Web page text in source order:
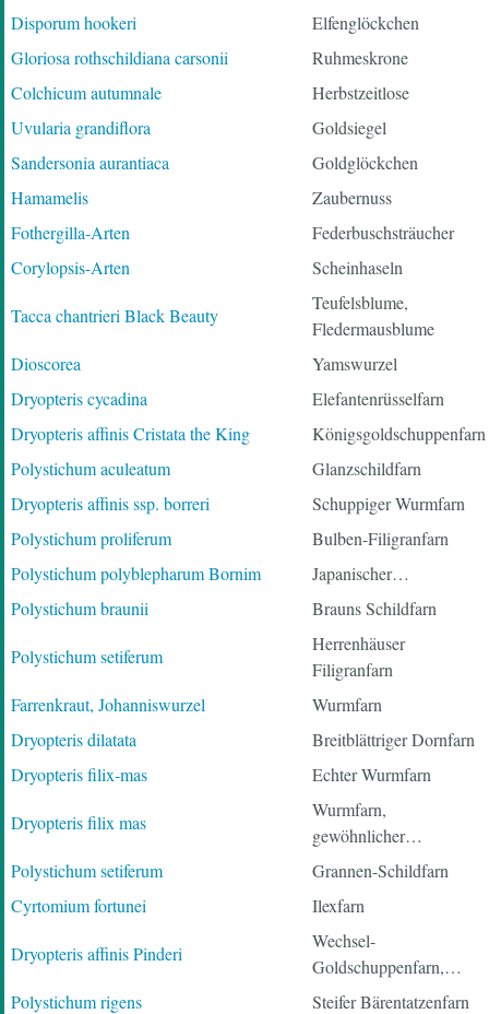
Disporum hookeri
Elfenglöckchen
Gloriosa rothschildiana carsonii
Ruhmeskrone
Colchicum autumnale
Herbstzeitlose
Uvularia grandiflora
Goldsiegel
Sandersonia aurantiaca
Goldglöckchen
Hamamelis
Zaubernuss
Fothergilla-Arten
Federbuschsträucher
Corylopsis-Arten
Scheinhaseln
Tacca chantrieri Black Beauty
Teufelsblume,
Fledermausblume
Dioscorea
Yamswurzel
Dryopteris cycadina
Elefantenrüsselfarn
Dryopteris affinis Cristata the King
Königsgoldschuppenfarn
Polystichum aculeatum
Glanzschildfarn
Dryopteris affinis ssp. borreri
Schuppiger Wurmfarn
Polystichum proliferum
Bulben-Filigranfarn
Polystichum polyblepharum Bornim
Japanischer…
Polystichum braunii
Brauns Schildfarn
Polystichum setiferum
Herrenhäuser
Filigranfarn
Farrenkraut, Johanniswurzel
Wurmfarn
Dryopteris dilatata
Breitblättriger Dornfarn
Dryopteris filix-mas
Echter Wurmfarn
Dryopteris filix mas
Wurmfarn,
gewöhnlicher…
Polystichum setiferum
Grannen-Schildfarn
Cyrtomium fortunei
Ilexfarn
Dryopteris affinis Pinderi
Wechsel-
Goldschuppenfarn,…
Polystichum rigens
Steifer Bärentatzenfarn